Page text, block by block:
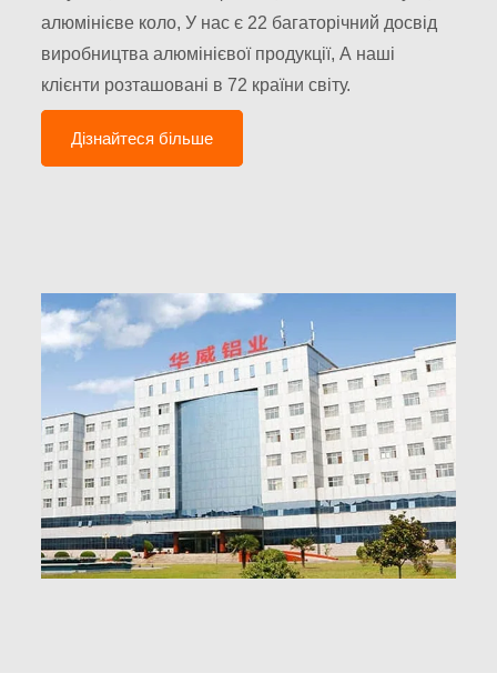
алюмінієве коло, У нас є 22 багаторічний досвід
виробництва алюмінієвої продукції, А наші
клієнти розташовані в 72 країни світу.
Дізнайтеся більше